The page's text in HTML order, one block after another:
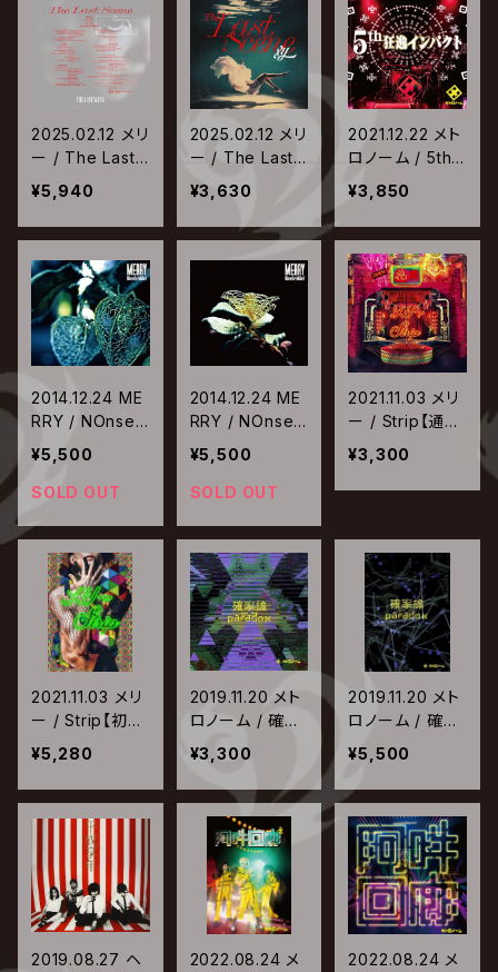
2025.02.12 メリ
ー / The Last
Scene【初回生
産限定盤】
¥5,940
2025.02.12 メリ
ー / The Last
Scene【通常
盤】
¥3,630
2021.12.22 メト
ロノーム / 5th
狂逸インパクト
¥3,850
2014.12.24 ME
RRY / NOnsen
Se MARkeT
【初回生産限定
盤B】
¥5,500
SOLD OUT
2014.12.24 ME
RRY / NOnsen
Se MARkeT
【初回生産限定
盤A】
¥5,500
SOLD OUT
2021.11.03 メリ
ー / Strip【通常
盤】
¥3,300
2021.11.03 メリ
ー / Strip【初回
生産限定盤】
¥5,280
2019.11.20 メト
ロノーム / 確率
論≠paradox
【通常盤】
¥3,300
2019.11.20 メト
ロノーム / 確率
論≠paradox
【初回限定メト
箱】
¥5,500
2019.08.27 ヘ
2022.08.24 メ
2022.08.24 メ